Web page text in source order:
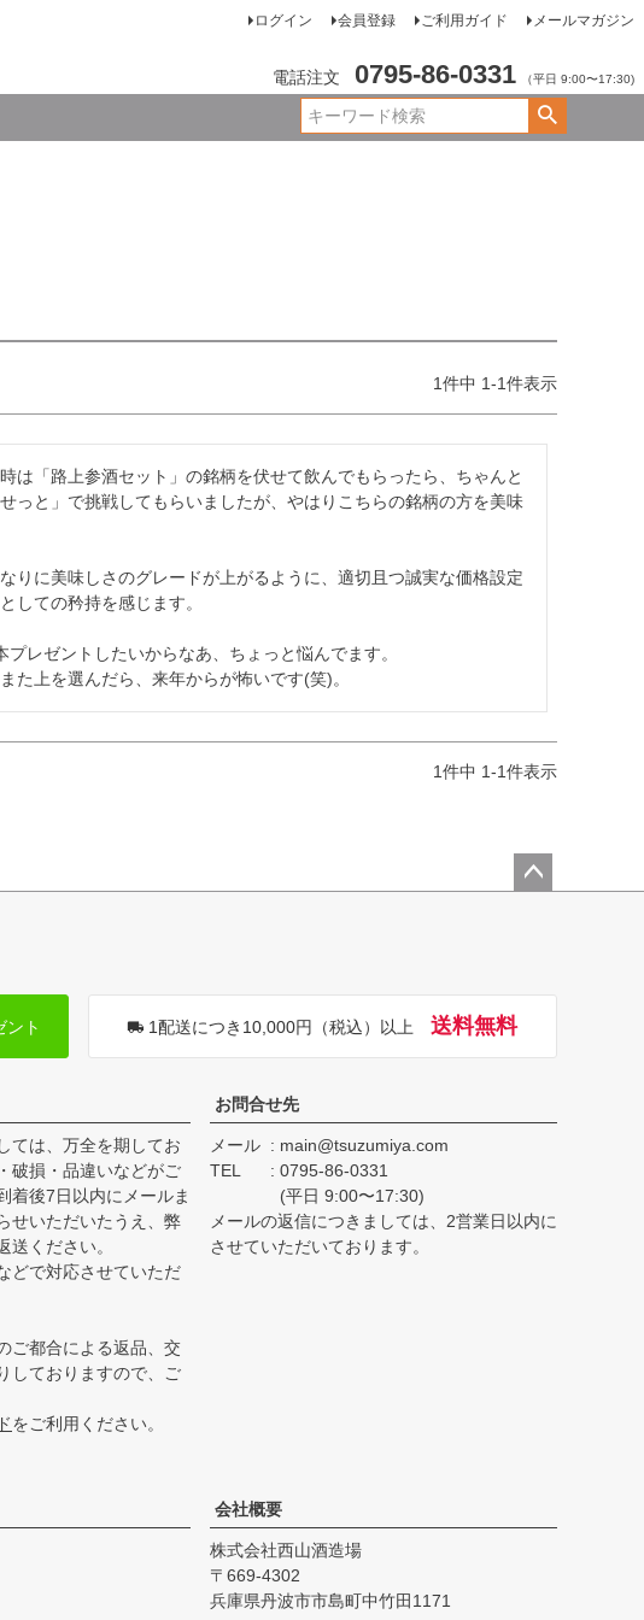
ログイン 会員登録 ご利用ガイド メールマガジン
電話注文 0795-86-0331 （平日 9:00〜17:30)
1件中 1-1件表示
は「路上参酒セット」の銘柄を伏せて飲んでもらったら、ちゃんと
っと」で挑戦してもらいましたが、やはりこちらの銘柄の方を美味
りに美味しさのグレードが上がるように、適切且つ誠実な価格設定
しての矜持を感じます。
レゼントしたいからなあ、ちょっと悩んでます。
た上を選んだら、来年からが怖いです(笑)。
1件中 1-1件表示
ント 1配送につき10,000円（税込）以上送料無料
ては、万全を期してお
破損・品違いなどがご
着後7日以内にメールま
せいただいたうえ、弊
送ください。
どで対応させていただ
ご都合による返品、交
しておりますので、ご
をご利用ください。
お問合せ先
メール
main@tsuzumiya.com
TEL
0795-86-0331
(平日 9:00〜17:30)
メールの返信につきましては、2営業日以内に
させていただいております。
会社概要
株式会社西山酒造場
669-4302
兵庫県丹波市市島町中竹田1171